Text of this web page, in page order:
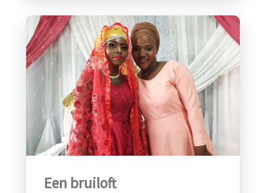
Een bruiloft